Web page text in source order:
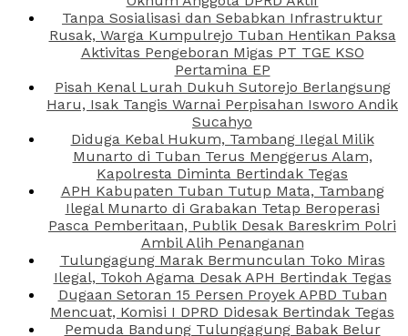
Tanpa Sosialisasi dan Sebabkan Infrastruktur
Rusak, Warga Kumpulrejo Tuban Hentikan Paksa
Aktivitas Pengeboran Migas PT TGE KSO
Pertamina EP
Pisah Kenal Lurah Dukuh Sutorejo Berlangsung
Haru, Isak Tangis Warnai Perpisahan Isworo Andik
Sucahyo
Diduga Kebal Hukum, Tambang Ilegal Milik
Munarto di Tuban Terus Menggerus Alam,
Kapolresta Diminta Bertindak Tegas
APH Kabupaten Tuban Tutup Mata, Tambang
Ilegal Munarto di Grabakan Tetap Beroperasi
Pasca Pemberitaan, Publik Desak Bareskrim Polri
Ambil Alih Penanganan
Tulungagung Marak Bermunculan Toko Miras
Ilegal, Tokoh Agama Desak APH Bertindak Tegas
Dugaan Setoran 15 Persen Proyek APBD Tuban
Mencuat, Komisi I DPRD Didesak Bertindak Tegas
Pemuda Bandung Tulungagung Babak Belur